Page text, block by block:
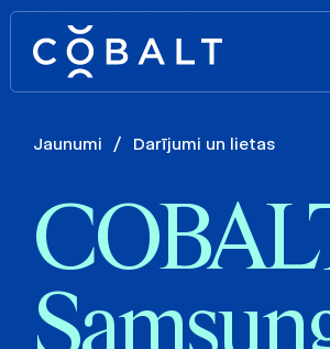
Jaunumi / Darījumi un lietas